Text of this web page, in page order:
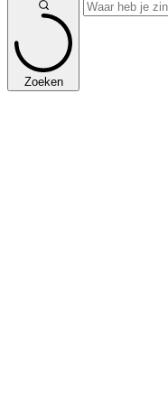
Zoeken